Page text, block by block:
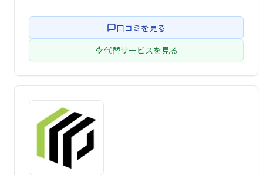
業、組織、個人問わず、様々なデザインニーズに対応しま
口コミを見る
代替サービスを見る